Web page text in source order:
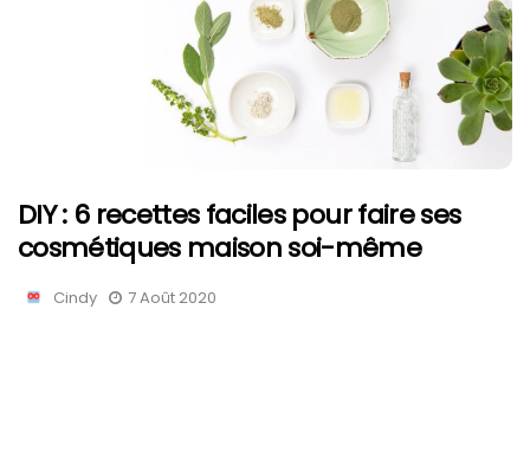
DIY : 6 recettes faciles pour faire ses
cosmétiques maison soi-même
Cindy 7 Août 2020